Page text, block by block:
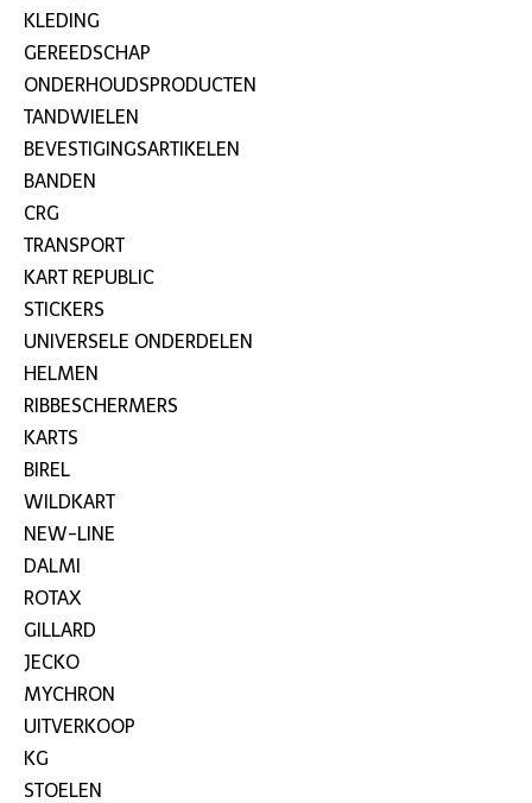
KLEDING
GEREEDSCHAP
ONDERHOUDSPRODUCTEN
TANDWIELEN
BEVESTIGINGSARTIKELEN
BANDEN
CRG
TRANSPORT
KART REPUBLIC
STICKERS
UNIVERSELE ONDERDELEN
HELMEN
RIBBESCHERMERS
KARTS
BIREL
WILDKART
NEW-LINE
DALMI
ROTAX
GILLARD
JECKO
MYCHRON
UITVERKOOP
KG
STOELEN